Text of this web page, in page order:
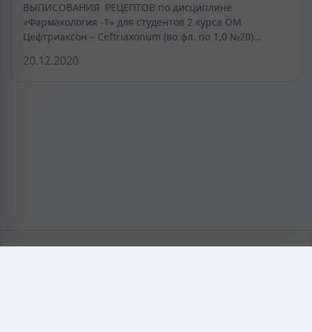
ВЫПИСОВАНИЯ РЕЦЕПТОВ по дисциплине
«Фармакология -1» для студентов 2 курса ОМ
Цефтриаксон – Ceftriaxonum (во фл. по 1,0 №20)…
20.12.2020
KAZMEDIC.ORG